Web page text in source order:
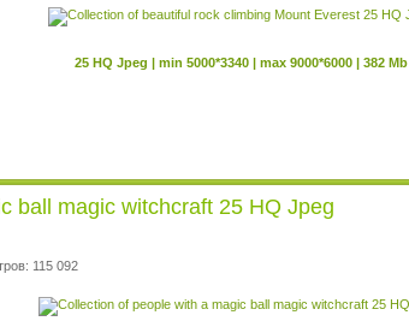
25 HQ Jpeg | min 5000*3340 | max 9000*6000 | 382 Mb
ball magic witchcraft 25 HQ Jpeg
115 092